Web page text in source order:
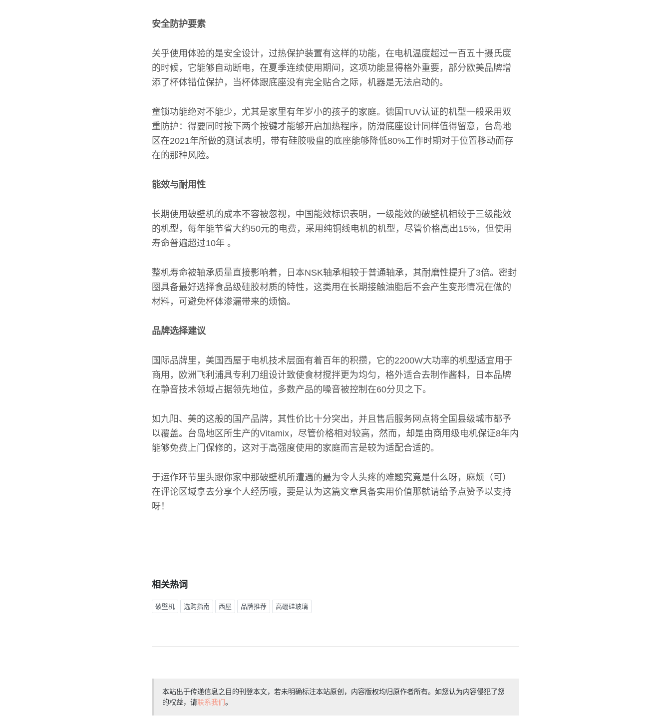
安全防护要素
关乎使用体验的是安全设计，过热保护装置有这样的功能，在电机温度超过一百五十摄氏度
的时候，它能够自动断电，在夏季连续使用期间，这项功能显得格外重要，部分欧美品牌增
添了杯体错位保护，当杯体跟底座没有完全贴合之际，机器是无法启动的。
童锁功能绝对不能少，尤其是家里有年岁小的孩子的家庭。德国TUV认证的机型一般采用双
重防护：得要同时按下两个按键才能够开启加热程序，防滑底座设计同样值得留意，台岛地
区在2021年所做的测试表明，带有硅胶吸盘的底座能够降低80%工作时期对于位置移动而存
在的那种风险。
能效与耐用性
长期使用破壁机的成本不容被忽视，中国能效标识表明，一级能效的破壁机相较于三级能效
的机型，每年能节省大约50元的电费，采用纯铜线电机的机型，尽管价格高出15%，但使用
寿命普遍超过10年 。
整机寿命被轴承质量直接影响着，日本NSK轴承相较于普通轴承，其耐磨性提升了3倍。密封
圈具备最好选择食品级硅胶材质的特性，这类用在长期接触油脂后不会产生变形情况在做的
材料，可避免杯体渗漏带来的烦恼。
品牌选择建议
国际品牌里，美国西屋于电机技术层面有着百年的积攒，它的2200W大功率的机型适宜用于
商用，欧洲飞利浦具专利刀组设计致使食材搅拌更为均匀，格外适合去制作酱料，日本品牌
在静音技术领域占据领先地位，多数产品的噪音被控制在60分贝之下。
如九阳、美的这般的国产品牌，其性价比十分突出，并且售后服务网点将全国县级城市都予
以覆盖。台岛地区所生产的Vitamix，尽管价格相对较高，然而，却是由商用级电机保证8年内
能够免费上门保修的，这对于高强度使用的家庭而言是较为适配合适的。
于运作环节里头跟你家中那破壁机所遭遇的最为令人头疼的难题究竟是什么呀，麻烦（可）
在评论区域拿去分享个人经历哦，要是认为这篇文章具备实用价值那就请给予点赞予以支持
呀！
相关热词
破壁机 选购指南 西屋 品牌推荐 高硼硅玻璃
本站出于传递信息之目的刊登本文，若未明确标注本站原创，内容版权均归原作者所有。如您认为内容侵犯了您
的权益，请联系我们。